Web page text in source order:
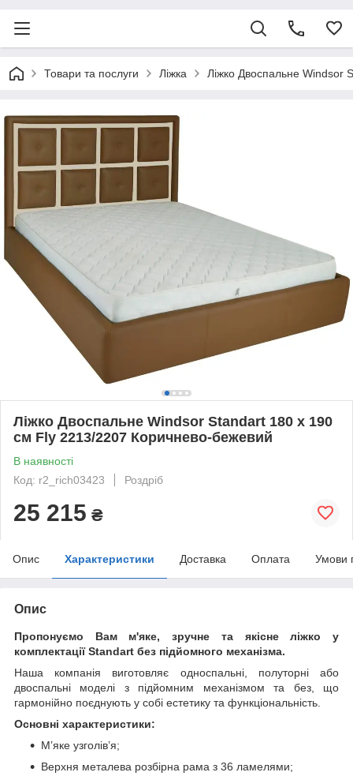
Товари та послуги Ліжка Ліжко Двоспальне Windsor
Ліжко Двоспальне Windsor Standart 180 х 190
см Fly 2213/2207 Коричнево-бежевий
В наявності
Код: r2_rich03423
Роздріб
25 215 ₴
Опис Характеристики Доставка Оплата Умови
Опис
Пропонуємо Вам м'яке, зручне та якiсне ліжко у
комплектації Standart без підйомного механізма.
Наша компанія виготовляє односпальні, полуторні або
двоспальні моделі з підйомним механізмом та без, що
гармонійно поєднують у собі естетику та функціональність.
Основні характеристики:
М’яке узголів’я;
Верхня металева розбірна рама з 36 ламелями;